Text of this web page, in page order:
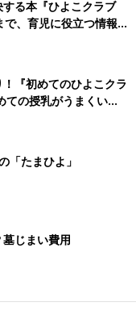
に
なかったけど、意外
)。使いすぎていたん
ちゃむ）
いた最初の頃は、休
と思っていたのです
楽ちん！と思えるよ
シピに挑戦してみよ
」（ガソリン）
ン系のシャンプー、
いいものに変更。髪の
る本『ひよこクラブ
、育児に役立つ情報が
『初めてのひよこクラ
ての授乳がうまくい
夏のトラブル 解決テ
「たまひよ」
じまい費用